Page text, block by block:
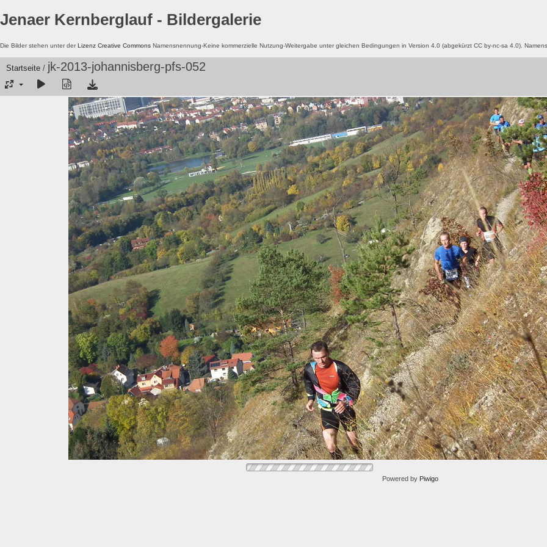
Jenaer Kernberglauf - Bildergalerie
Die Bilder stehen unter derLizenz Creative Commons Namensnennung-Keine kommerzielle Nutzung-Weitergabe unter gleichen Bedingungen in Version 4.0 (abgekürzt CC by-nc-sa 4.0).
Startseite / jk-2013-johannisberg-pfs-052
Powered by Piwigo